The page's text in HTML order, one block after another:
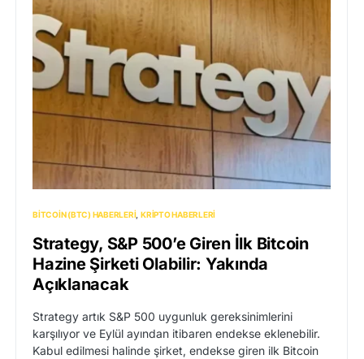
BITCOIN (BTC) HABERLERI KRIPTO HABERLERI
Strategy, S&P 500’e Giren İlk Bitcoin
Hazine Şirketi Olabilir: Yakında
Açıklanacak
Strategy artık S&P 500 uygunluk gereksinimlerini
karşılıyor ve Eylül ayından itibaren endekse eklenebilir.
Kabul edilmesi halinde şirket, endekse giren ilk Bitcoin